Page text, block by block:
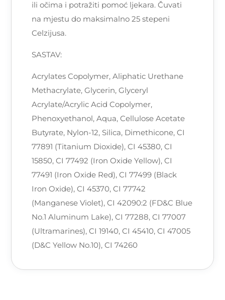
ili očima i potražiti pomoć ljekara. Čuvati
na mjestu do maksimalno 25 stepeni
Celzijusa.
SASTAV:
Acrylates Copolymer, Aliphatic Urethane
Methacrylate, Glycerin, Glyceryl
Acrylate/Acrylic Acid Copolymer,
Phenoxyethanol, Aqua, Cellulose Acetate
Butyrate, Nylon-12, Silica, Dimethicone, CI
77891 (Titanium Dioxide), CI 45380, CI
15850, CI 77492 (Iron Oxide Yellow), CI
77491 (Iron Oxide Red), CI 77499 (Black
Iron Oxide), CI 45370, CI 77742
(Manganese Violet), CI 42090:2 (FD&C Blue
No.1 Aluminum Lake), CI 77288, CI 77007
(Ultramarines), CI 19140, CI 45410, CI 47005
(D&C Yellow No.10), CI 74260